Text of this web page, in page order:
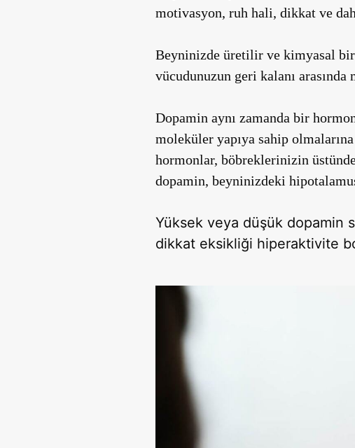
motivasyon, ruh hali, dikkat ve
Beyninizde üretilir ve kimyasal
vücudunuzun geri kalanı arasında
Dopamin aynı zamanda bir
moleküler yapıya sahip
hormonlar, böbreklerinizin
dopamin, beyninizdeki
Yüksek veya düşük dopamin
dikkat eksikliği hiperaktivite